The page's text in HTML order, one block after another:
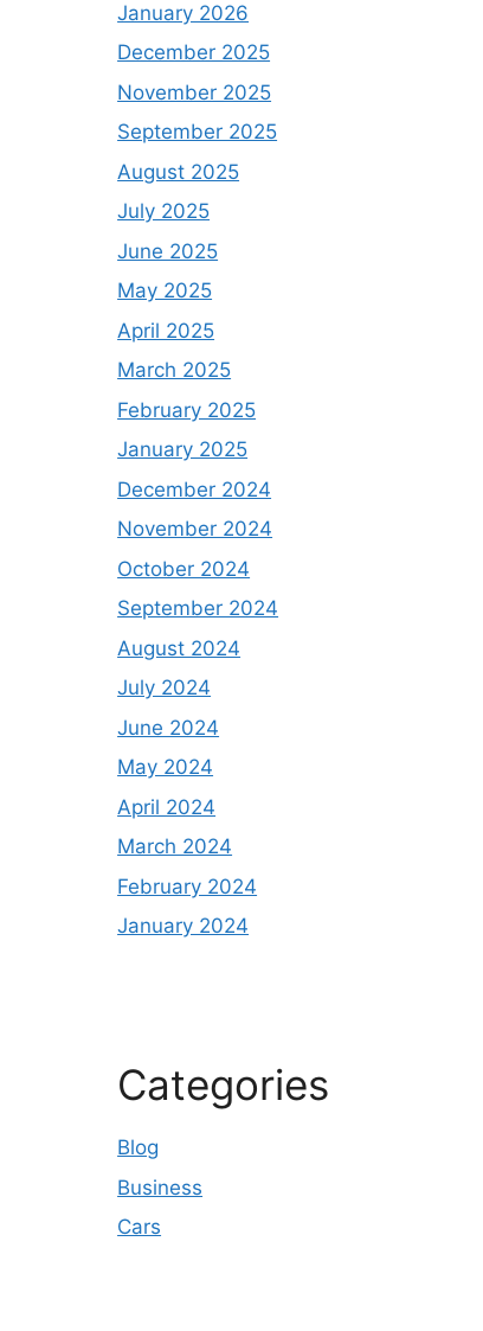
January 2026
December 2025
November 2025
September 2025
August 2025
July 2025
June 2025
May 2025
April 2025
March 2025
February 2025
January 2025
December 2024
November 2024
October 2024
September 2024
August 2024
July 2024
June 2024
May 2024
April 2024
March 2024
February 2024
January 2024
Categories
Blog
Business
Cars